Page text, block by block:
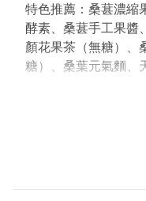
特色推薦：桑葚濃縮
酵素、桑葚手工果醬
顏花果茶（無糖）、
糖）、桑葉元氣麵、